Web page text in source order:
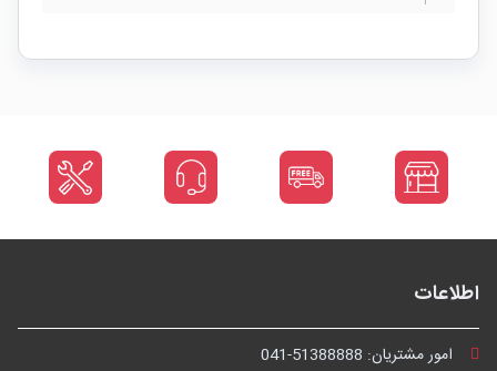
اطلاعات
امور مشتریان: 041-51388888